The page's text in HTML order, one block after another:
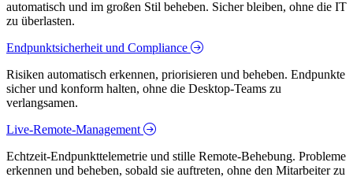
automatisch und im großen Stil beheben. Sicher bleiben, ohne die IT
zu überlasten.
Endpunktsicherheit und Compliance
Risiken automatisch erkennen, priorisieren und beheben. Endpunkte
sicher und konform halten, ohne die Desktop-Teams zu
verlangsamen.
Live-Remote-Management
Echtzeit-Endpunkttelemetrie und stille Remote-Behebung. Probleme
erkennen und beheben, sobald sie auftreten, ohne den Mitarbeiter zu